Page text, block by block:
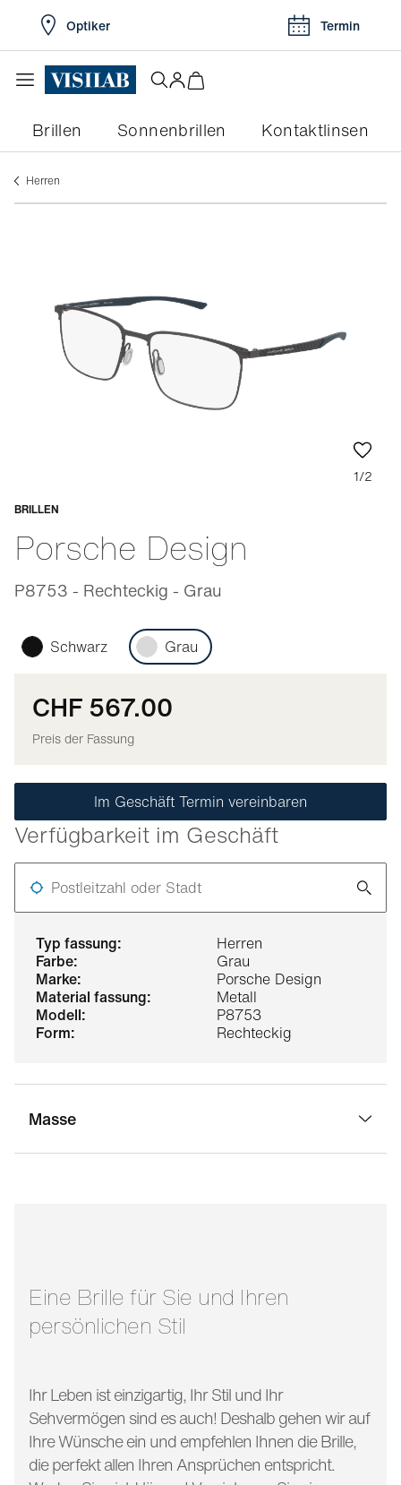
Optiker Termin
Brillen Sonnenbrillen Kontaktlinsen
herren
typ fassung:
Herren
farbe:
Grau
marke:
Porsche Design
material fassung:
Metall
modell:
P8753
form:
Rechteckig
Masse
1/2
BRILLEN
Porsche Design
P8753 - Rechteckig - Grau
Anpassbar
Schwarz Grau
CHF 567.00
Preis der Fassung
Im Geschäft Termin vereinbaren
Verfügbarkeit im Geschäft
Postleitzahl oder Stadt
Eine Brille für Sie und Ihren
persönlichen Stil
Ihr Leben ist einzigartig, Ihr Stil und Ihr
Sehvermögen sind es auch! Deshalb gehen wir auf
Ihre Wünsche ein und empfehlen Ihnen die Brille,
die perfekt allen Ihren Ansprüchen entspricht.